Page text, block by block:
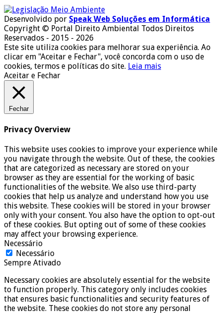
Desenvolvido por Speak Web Soluções em Informática
Copyright © Portal Direito Ambiental Todos Direitos
Reservados - 2015 - 2026
Este site utiliza cookies para melhorar sua experiência. Ao
clicar em "Aceitar e Fechar", você concorda com o uso de
cookies, termos e políticas do site. Leia mais
Aceitar e Fechar
Fechar
Privacy Overview
This website uses cookies to improve your experience while
you navigate through the website. Out of these, the cookies
that are categorized as necessary are stored on your
browser as they are essential for the working of basic
functionalities of the website. We also use third-party
cookies that help us analyze and understand how you use
this website. These cookies will be stored in your browser
only with your consent. You also have the option to opt-out
of these cookies. But opting out of some of these cookies
may affect your browsing experience.
Necessário
Necessário
Sempre Ativado
Necessary cookies are absolutely essential for the website
to function properly. This category only includes cookies
that ensures basic functionalities and security features of
the website. These cookies do not store any personal